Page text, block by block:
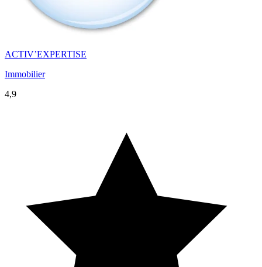
ACTIV’EXPERTISE
Immobilier
4,9